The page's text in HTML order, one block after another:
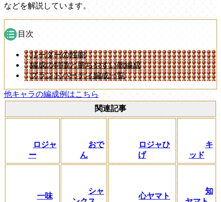
などを解説しています。
目次
リーダーの性能
編成の特徴と勝ちやすい敵編成
グランドパーティ編成一覧
他キャラの編成例はこちら
関連記事
ロジャ
ー
おで
ん
ロジャひ
げ
キ
ッド
一味
シャ
心ヤマト
知